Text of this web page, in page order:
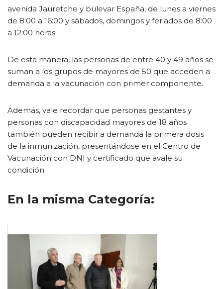
avenida Jauretche y bulevar España, de lunes a viernes
de 8:00 a 16:00 y sábados, domingos y feriados de 8:00
a 12:00 horas.
De esta manera, las personas de entre 40 y 49 años se
suman a los grupos de mayores de 50 que acceden a
demanda a la vacunación con primer componente.
Además, vale recordar que personas gestantes y
personas con discapacidad mayores de 18 años
también pueden recibir a demanda la primera dosis
de la inmunización, presentándose en el Centro de
Vacunación con DNI y certificado que avale su
condición.
En la misma Categoría: